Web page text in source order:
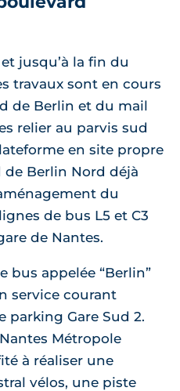
jusqu’à la fin du
travaux sont en cours
de Berlin et du mail
relier au parvis sud
en site propre
Berlin Nord déjà
du
de bus L5 et C3
de Nantes.
bus appelée “Berlin”
service courant
parking Gare Sud 2.
Métropole
à réaliser une
vélos, une piste